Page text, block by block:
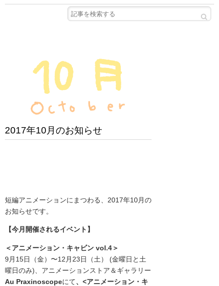
2017年10月のお知らせ
短編アニメーションにまつわる、2017年10月の
お知らせです。
【今月開催されるイベント】
＜アニメーション・キャビン vol.4＞
9月15日（金）〜12月23日（土） (金曜日と土
曜日のみ)、アニメーションストア＆ギャラリー
Au Praxinoscopeにて、<アニメーション・キ